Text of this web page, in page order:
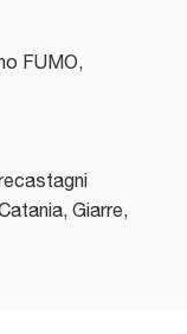
FUMO,
Giarre,